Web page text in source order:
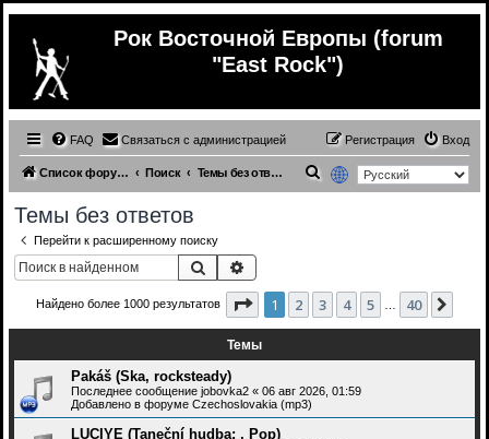
Рок Восточной Европы (forum
"East Rock")
FAQ Связаться с администрацией Вход
Регистрация
Список форумов Поиск Темы без ответов
Темы без ответов
Перейти к расширенному поиску
Поиск
Найдено более 1000 результатов Страница из 40
1 2 3 4 5 40
Темы
Pakáš (Ska, rocksteady)
Последнее сообщение jobovka2 « 06 авг 2026, 01:59
Добавлено в форуме Czechoslovakia (mp3)
LUCIYE (Taneční hudba; , Pop)